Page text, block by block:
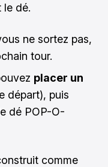
le dé.
ne sortez pas,
tour.
placer un
départ), puis
dé POP-O-
comme